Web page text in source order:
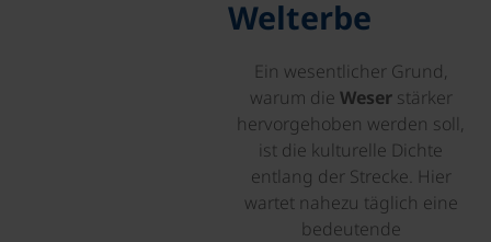
Welterbe
Ein wesentlicher Grund,
warum die Weserstärker
hervorgehoben werden soll,
ist die kulturelle Dichte
entlang der Strecke. Hier
wartet nahezu täglich eine
bedeutende